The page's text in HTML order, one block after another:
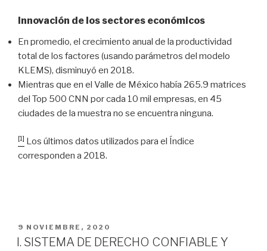
Innovación de los sectores económicos
En promedio, el crecimiento anual de la productividad
total de los factores (usando parámetros del modelo
KLEMS), disminuyó en 2018.
Mientras que en el Valle de México había 265.9 matrices
del Top 500 CNN por cada 10 mil empresas, en 45
ciudades de la muestra no se encuentra ninguna.
[1] Los últimos datos utilizados para el Índice
corresponden a 2018.
PUBLICADO
EL
9 NOVIEMBRE, 2020
I. SISTEMA DE DERECHO CONFIABLE Y